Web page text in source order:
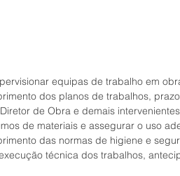
equipas de trabalho em
dos planos de trabalhos,
de Obra e demais
de materiais e assegurar o uso
das normas de higiene e
técnica dos trabalhos,